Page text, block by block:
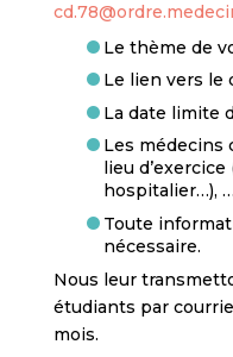
Le thème de
Le lien vers le
La date limite
Les médecins
lieu
hospitalier…), …
Toute
nécessaire.
Nous leur
étudiants par
mois.